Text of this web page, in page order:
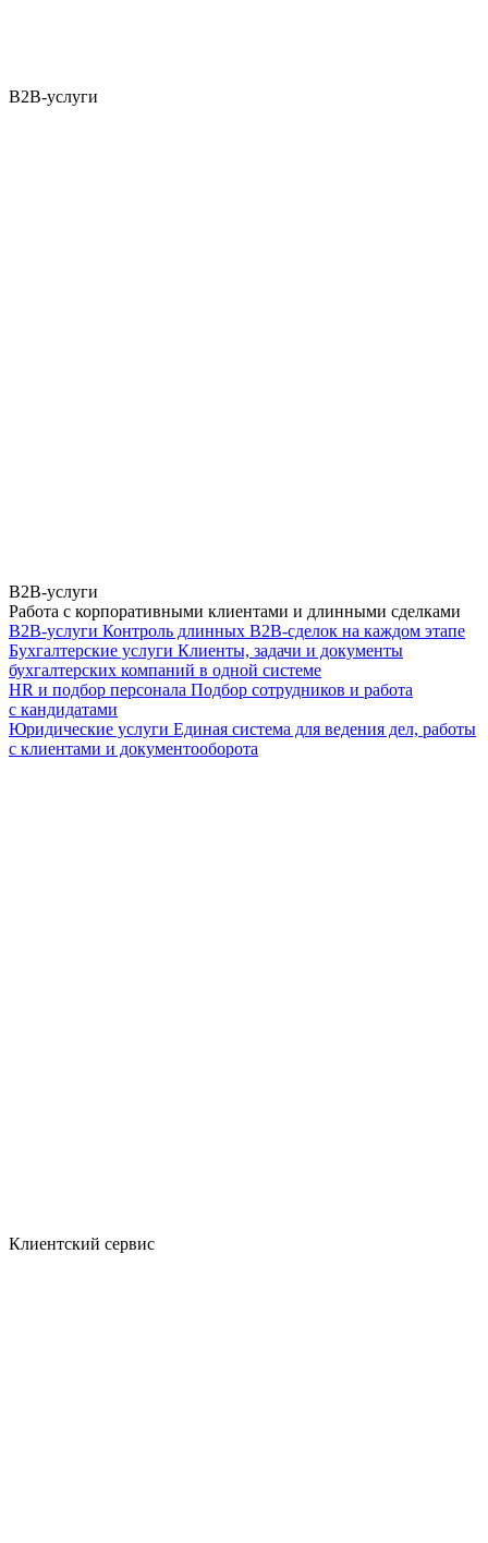
B2B-услуги
B2B-услуги
Работа с корпоративными клиентами и длинными сделками
B2B-услуги Контроль длинных B2B-сделок на каждом этапе
Бухгалтерские услуги Клиенты, задачи и документы
бухгалтерских компаний в одной системе
HR и подбор персонала Подбор сотрудников и работа
с кандидатами
Юридические услуги Единая система для ведения дел, работы
с клиентами и документооборота
Клиентский сервис